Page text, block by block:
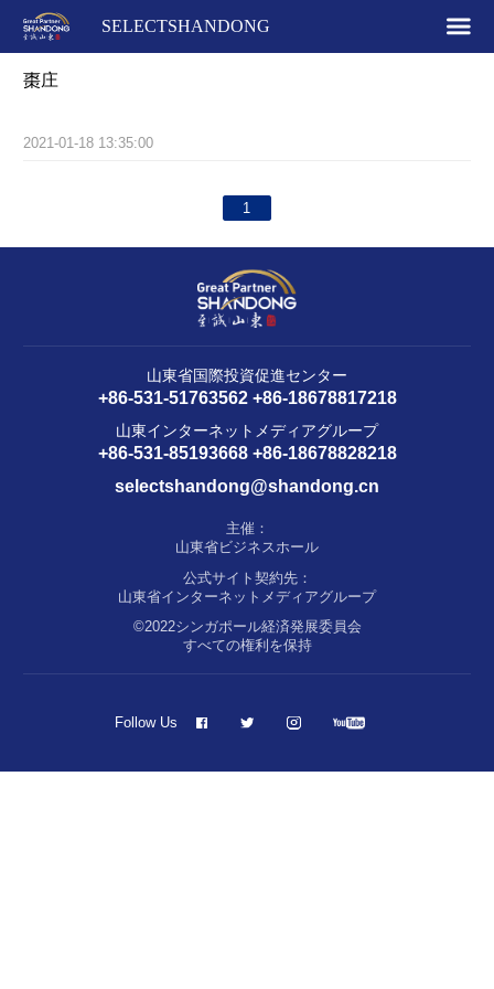
SELECTSHANDONG
棗庄
2021-01-18 13:35:00
1
山東省国際投資促進センター
+86-531-51763562 +86-18678817218
山東インターネットメディアグループ
+86-531-85193668 +86-18678828218
selectshandong@shandong.cn
主催：
山東省ビジネスホール
公式サイト契約先：
山東省インターネットメディアグループ
©2022シンガポール経済発展委員会
すべての権利を保持
Follow Us